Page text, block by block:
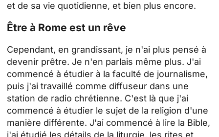
et de sa vie quotidienne, et bien plus encore.
Être à Rome est un rêve
Cependant, en grandissant, je n'ai plus pensé à
devenir prêtre. Je n'en parlais même plus. J'ai
commencé à étudier à la faculté de journalisme,
puis j'ai travaillé comme diffuseur dans une
station de radio chrétienne. C'est là que j'ai
commencé à étudier le sujet de la religion d'une
manière différente. J'ai commencé à lire la Bible,
j'ai étudié les détails de la liturgie, les rites et